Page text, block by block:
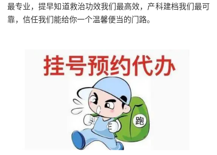
最专业，提早知道救治功效我们最高效，产科建档我们最可
靠，信任我们能给你一个温馨便当的门路。